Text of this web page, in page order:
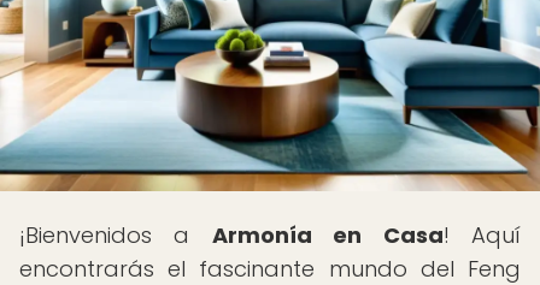
¡Bienvenidos a Armonía en Casa! Aquí
encontrarás el fascinante mundo del Feng